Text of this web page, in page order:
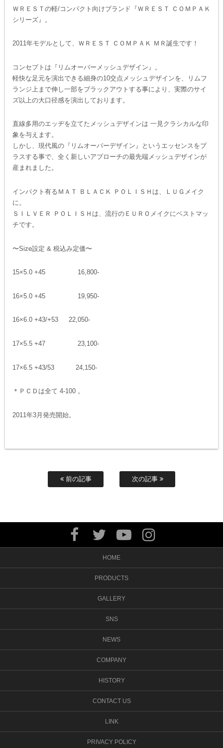
ＷＲＥＳＴの軽/コンパクト向けブランド『ＷＲＥＳＴ ＣＯＭＰＡＫ
シリーズ』。
2011年モデルとして、ＷＲＥＳＴ ＣＯＭＰＡＫ ＭＲ誕生です！
コンセプトは『リムオーバーメッシュデザイン』。
軽快な足元を演出できる細身の10交点メッシュデザインを、リムフ
ランジ上まで伸し一部をブラックアウトする事により、実際のサイ
ズ以上の大口径感を演出しております。
直線多用のエッヂを立てたメッシュデザインは 一見クラシカルな印
象を与えます。
しかし、現代風の『リムオーバーデザイン』というエッセンスをプ
ラスする事で、全く新しいアプローチの最先端メッシュデザインが
産まれました。
インパクト有るＭＡＴ ＢＬＡＣＫ ＰＯＬＩＳＨは、ＬＵＧメイク
に。
ＳＩＬＶＥＲ ＰＯＬＩＳＨは、流行のＥＵＲＯメイクにベストマッ
チです。
〜Size設定 & 税込み定価〜
15×5.0 +45 16,800-
16×5.0 +45 19,950-
16×6.0 +43/+53 22,050-
17×5.5 +47 23,100-
17×6.5 +43/53 24,150-
＊ＰＣＤは全て 4-100 。
2011年3月発売開始。
前の記事 次の記事
HOME
PRODUCTS
GALLERY
SNS
NEWS
COMPANY
HISTORY
CONTACT US
LINK
PRIVACY POLICY